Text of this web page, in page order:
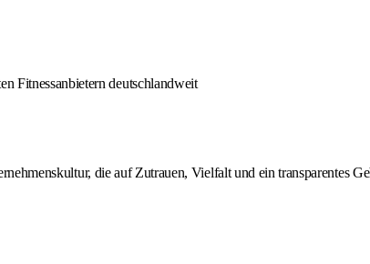
Fitnessanbietern deutschlandweit
die auf Zutrauen, Vielfalt und ein transparentes